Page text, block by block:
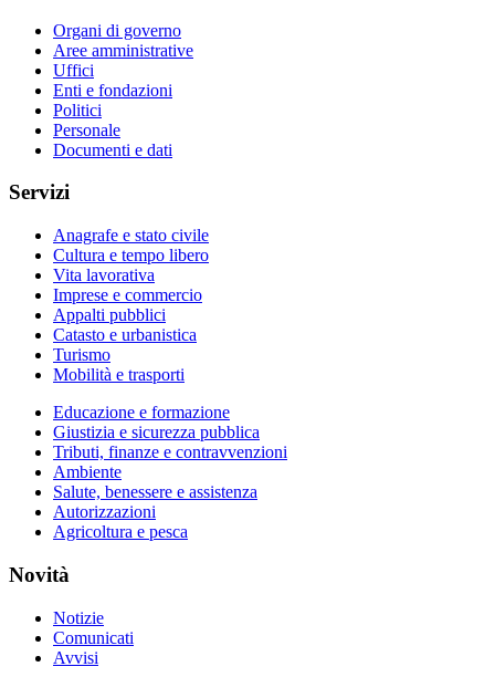
Organi di governo
Aree amministrative
Uffici
Enti e fondazioni
Politici
Personale
Documenti e dati
Servizi
Anagrafe e stato civile
Cultura e tempo libero
Vita lavorativa
Imprese e commercio
Appalti pubblici
Catasto e urbanistica
Turismo
Mobilità e trasporti
Educazione e formazione
Giustizia e sicurezza pubblica
Tributi, finanze e contravvenzioni
Ambiente
Salute, benessere e assistenza
Autorizzazioni
Agricoltura e pesca
Novità
Notizie
Comunicati
Avvisi